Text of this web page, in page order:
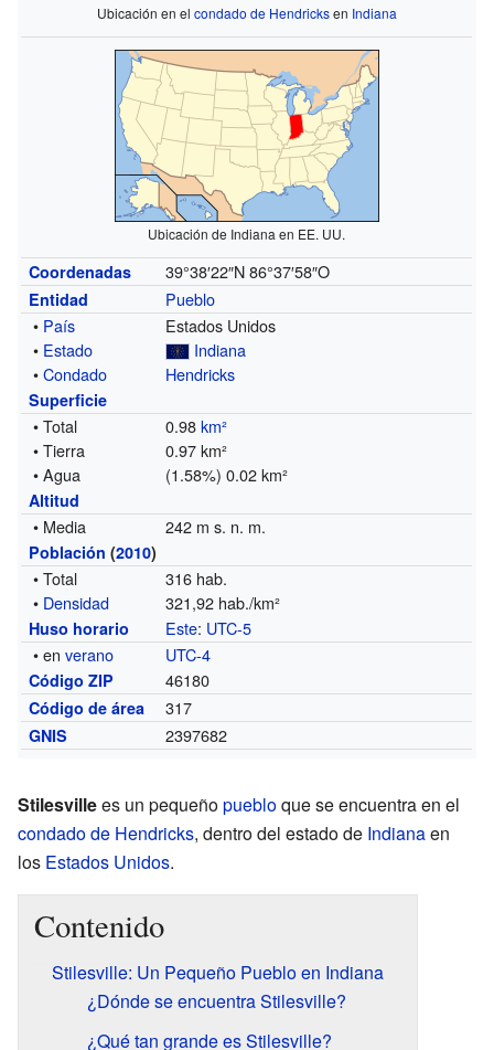
Ubicación en el condado de Hendricksen Indiana
Ubicación de Indiana en EE. UU.
Coordenadas 39°38′22″N 86°37′58″O
Entidad
Pueblo
• País
Estados Unidos
• Estado
Indiana
•Condado Hendricks
Superficie
• Total 0.98km²
• Tierra
0.97 km²
• Agua
(1.58%) 0.02 km²
Altitud
• Media 242 m s. n. m.
Población (2010)
• Total
316 hab.
• Densidad 321,92 hab./km²
Huso horario Este: UTC-5
• enverano UTC-4
Código ZIP 46180
Código de área 317
GNIS 2397682
Stilesvillees un pequeñopuebloque se encuentra en el
condado de Hendricks, dentro del estado de Indianaen
los Estados Unidos.
Contenido
Stilesville: Un Pequeño Pueblo en Indiana
¿Dónde se encuentra Stilesville?
¿Qué tan grande es Stilesville?